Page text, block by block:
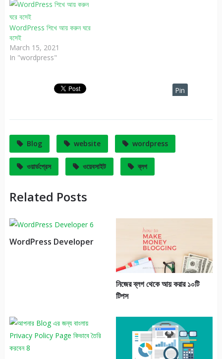
WordPress শিখে আয় করুন ঘরে
বসেই
March 15, 2021
In "wordpress"
Pin
Blog website wordpress
ওয়ার্ডপ্রেস ওয়েবসাইট ব্লগ
Related Posts
WordPress Developer
নিজের ব্লগ থেকে আয় করার ১০টি
টিপস